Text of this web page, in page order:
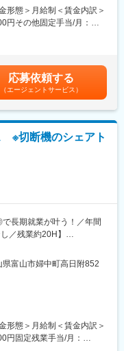
た造船事業の設備とノウ
で活躍する大型機械へと
に対して強いやりがいを
のづくりに興味のある方
が必要な商談の場合には
じめのうちは知識がなく
ojtを行いながらじっくり
たり10数社程度を担当し
張があります (宿泊を伴う
当があります)
課長、主任、メンバーの3
長期的には担当エリアを
形態＞月給制＜賃金内訳＞
円その他固定手当/月：
手当/月：住宅手当として
月あたり3,000円～10,000
計300,000～1,000,000円）
考を通じて上下する可能
含めた表記です。
応募依頼する
（エージェントサービス）
※切断機のシェアト
長期就業が叶う！／年間
／残業約20H】
ループの一員として、ア
金属切断機）アフターサー
を導入しているお客様の
を行います。営業所内で
料作成やデータ入力、発
富山市婦中町高日附852
形態＞月給制＜賃金内訳＞
円固定残業手当/月：